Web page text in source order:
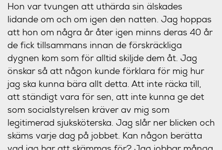
Hon var tvungen att uthärda sin älskades
lidande om och om igen den natten. Jag hoppas
att hon om några år åter igen minns deras 40 år
de fick tillsammans innan de förskräckliga
dygnen kom som för alltid skiljde dem åt. Jag
önskar så att någon kunde förklara för mig hur
jag ska kunna bära allt detta. Att inte räcka till,
att ständigt vara för sen, att inte kunna ge det
som socialstyrelsen kräver av mig som
legitimerad sjuksköterska. Jag slår ner blicken och
skäms varje dag på jobbet. Kan någon berätta